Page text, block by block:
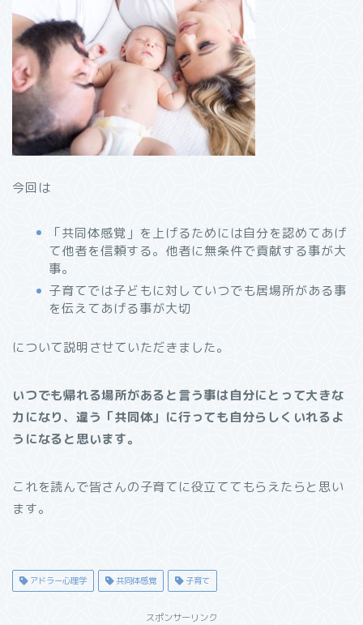
今回は
「共同体感覚」を上げるためには自分を認めてあげ
て他者を信頼する。他者に無条件で貢献する事が大
事。
子育てでは子どもに対していつでも居場所がある事
を伝えてあげる事が大切
について説明させていただきました。
いつでも帰れる場所があると言う事は自分にとって大きな
力になり、違う「共同体」に行っても自分らしくいれるよ
うになると思います。
これを読んで皆さんの子育てに役立ててもらえたらと思い
ます。
アドラー心理学 共同体感覚 子育て
スポンサーリンク